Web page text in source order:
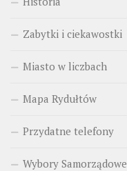
Zabytki i ciekawostki
Miasto w liczbach
Mapa Rydułtów
Przydatne telefony
Wybory Samorządowe